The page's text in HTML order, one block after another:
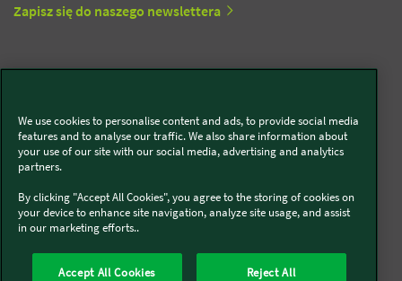
Zapisz się do naszego newslettera
Kobold
Thermomix®
We use cookies to personalise content and ads, to provide social media
features and to analyse our traffic. We also share information about
your use of our site with our social media, advertising and analytics
partners.
By clicking "Accept All Cookies", you agree to the storing of cookies on
your device to enhance site navigation, analyze site usage, and assist
in our marketing efforts..
Accept All Cookies Reject All